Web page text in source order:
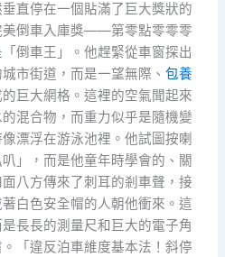
直停在一個貼滿了巨大獎狀的
美倒車入庫獎——第零點零零零
倒車王」。他趕緊從車窗探出
市街道，而是一望無際、包養
巨大網格。這裡的空氣聞起來
混合物，而重力似乎是隨機變
漂浮在游泳池裡。他試圖按喇
」，而是他童年時學會的、關
八方傳來了刺耳的剎車聲，接
白色安全帽的人朝他衝來。這
長長的測量尺和巨大的電子角
「違反泊車維度基本法！斜停